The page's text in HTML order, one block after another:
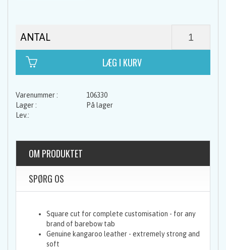
ANTAL
106330
På lager
OM PRODUKTET
SPØRG OS
Square cut for complete customisation - for any
brand of barebow tab
Genuine kangaroo leather - extremely strong and
soft